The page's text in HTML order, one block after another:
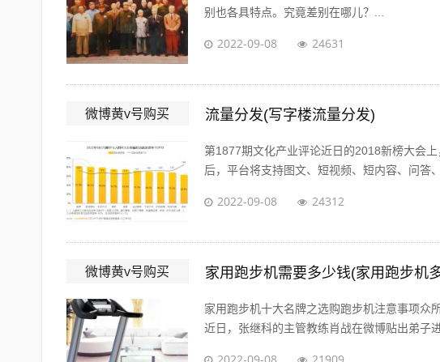
别也各具特点。究竟差别在哪儿？...
2022-09-08 24631
微博黄v号购买 流量分发(写字楼流量分发)
第1877期文化产业评论近日的2018新榜大会
后，平台将支持图文、短视频、短内容、问答、
2022-09-08 24312
微博黄v号购买 家用跑步机需要多少钱(家用跑步机
家用跑步机十大名牌之选购跑步机注意事项众
近日，张继科的主管教练肖战在微博贴出弟子